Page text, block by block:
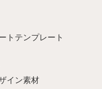
トテンプレート
イン素材